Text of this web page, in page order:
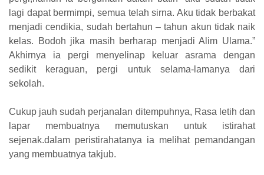
lagi dapat bermimpi, semua telah sirna. Aku tidak berbakat
menjadi cendikia, sudah bertahun – tahun akun tidak naik
kelas. Bodoh jika masih berharap menjadi Alim Ulama.”
Akhirnya ia pergi menyelinap keluar asrama dengan
sedikit keraguan, pergi untuk selama-lamanya dari
sekolah.
Cukup jauh sudah perjanalan ditempuhnya, Rasa letih dan
lapar membuatnya memutuskan untuk istirahat
sejenak.dalam peristirahatanya ia melihat pemandangan
yang membuatnya takjub.